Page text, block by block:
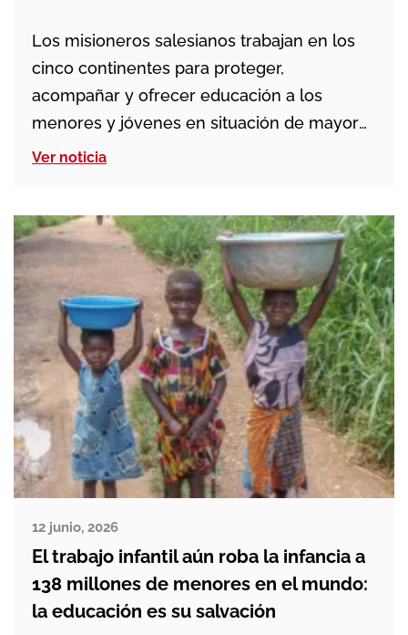
Los misioneros salesianos trabajan en los
cinco continentes para proteger,
acompañar y ofrecer educación a los
menores y jóvenes en situación de mayor
vulnerabilidad. Prevenir la trata, proteger a
persona sale de una red de explotación es
fundamental en su labor diaria. […]
Ver noticia
12 junio, 2026
El trabajo infantil aún roba la infancia a
138 millones de menores en el mundo:
la educación es su salvación